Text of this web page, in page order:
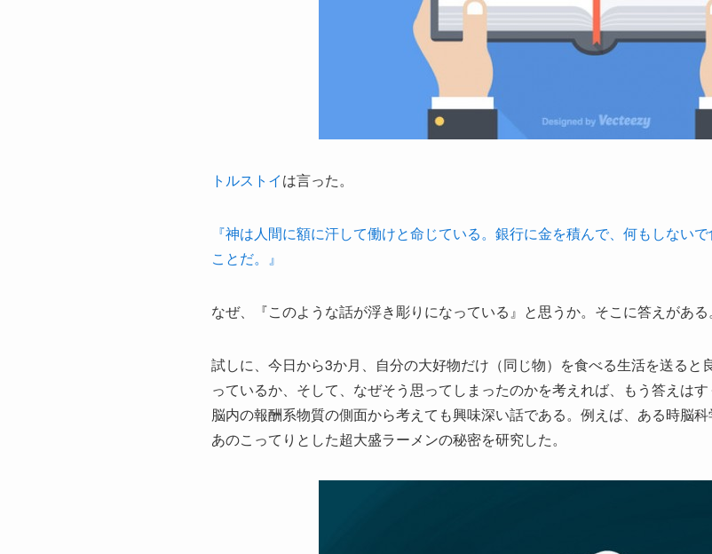
トルストイは言った。
『神は人間に額に汗して働けと命じている。銀行に金を積んで、何もしない
ことだ。』
なぜ、『このような話が浮き彫りになっている』と思うか。そこに答えがある。
試しに、今日から3か月、自分の大好物だけ（同じ物）を食べる生活を送ると
っているか、そして、なぜそう思ってしまったのかを考えれば、もう答えはす
脳内の報酬系物質の側面から考えても興味深い話である。例えば、ある時脳
あのこってりとした超大盛ラーメンの秘密を研究した。